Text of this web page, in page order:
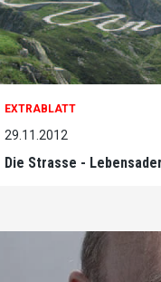
EXTRABLATT
29.11.2012
Die Strasse -